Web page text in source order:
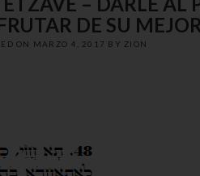
DE SU
ON MARZO 4, 2017 BY ZION